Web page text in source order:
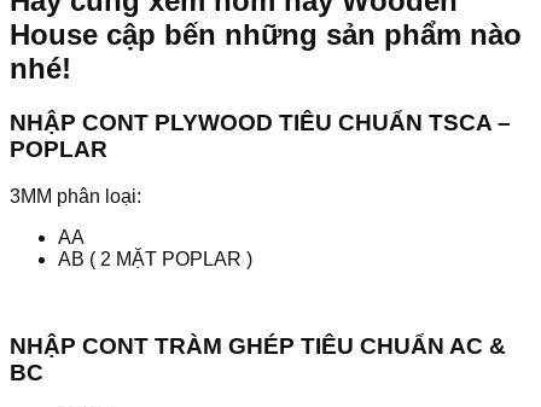
House cập bến những sản phẩm nào
nhé!
NHẬP CONT PLYWOOD TIÊU CHUẨN TSCA –
POPLAR
3MM phân loại:
AA
AB ( 2 MẶT POPLAR )
NHẬP CONT TRÀM GHÉP TIÊU CHUẨN AC &
BC